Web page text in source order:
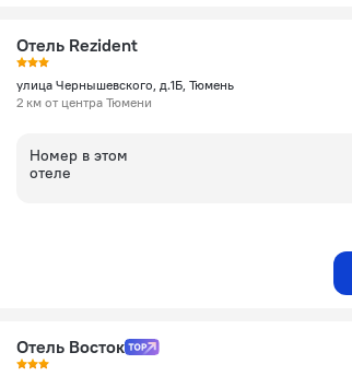
Отель Rezident
улица Чернышевского, д.1Б, Тюмень
2 км от центра Тюмени
Номер в этом
отеле
Отель Восток